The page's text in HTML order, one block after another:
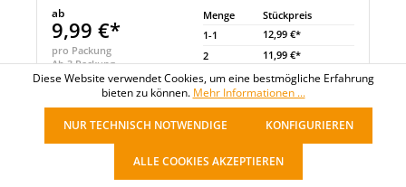
ab
9,99 €*
pro Packung
Ab 3 Packung
Menge
Stückpreis
1-1
12,99 €*
2
11,99 €*
+ 9,99 €*
Noch 3284 Packung verfügbar
Sofort verfügbar
Merken
Diese Website verwendet Cookies, um eine bestmögliche Erfahrung
bieten zu können. Mehr Informationen ...
NUR TECHNISCH NOTWENDIGE KONFIGURIEREN
ALLE COOKIES AKZEPTIEREN